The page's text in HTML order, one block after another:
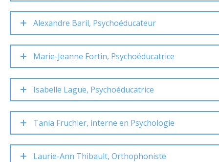
Alexandre Baril, Psychoéducateur
Marie-Jeanne Fortin, Psychoéducatrice
Isabelle Lague, Psychoéducatrice
Tania Fruchier, interne en Psychologie
Laurie-Ann Thibault, Orthophoniste